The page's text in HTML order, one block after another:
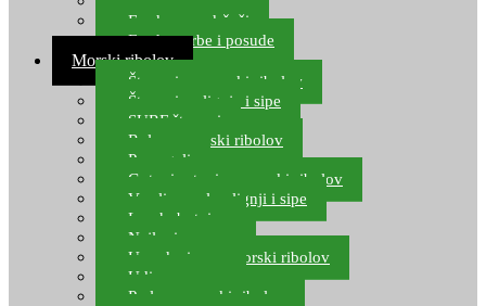
Feeder arm držači
Feeder torbe i posude
Morski ribolov
Štapovi za morski ribolov
Štapovi za lignje i sipe
SURF štapovi
Role za morski ribolov
Parangali
Gotovi setovi za morski ribolov
Varalice za lov lignji i sipe
Lov hobotnice
Najloni za more
Upredenice za morski ribolov
Udice za more
Perle za morski ribolov